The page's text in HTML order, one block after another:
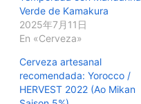
Verde de Kamakura
2025年7月11日
En «Cerveza»
Cerveza artesanal
recomendada: Yorocco /
HERVEST 2022 (Ao Mikan